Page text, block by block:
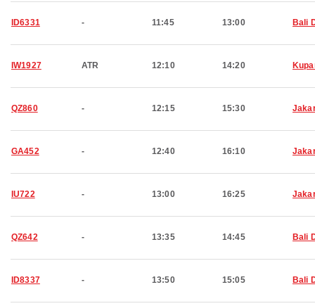
ID6331 - 11:45 13:00 Bali
IW1927 ATR 12:10 14:20
QZ860 - 12:15 15:30
GA452 - 12:40 16:10
IU722 - 13:00 16:25
QZ642 - 13:35 14:45 Bali
ID8337 - 13:50 15:05 Bali